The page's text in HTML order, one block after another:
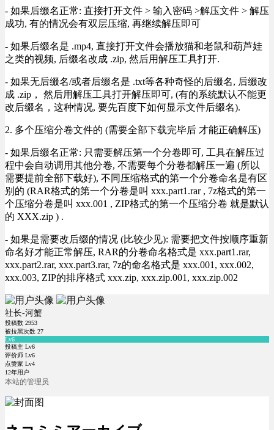
- 如果后缀名正常: 直接打开文件 > 输入密码 >解压文件 > 解压
成功, 有的情况会有双层压缩, 再继续解压即可
- 如果后缀名是 .mp4, 直接打开文件会播放猫和老鼠和葫芦娃
之类的视频, 后缀名改成 .zip, 然后用解压工具打开.
- 如果无后缀名/或者后缀名是 .txt等各种奇怪的后缀名, 后缀改
成 .zip， 然后用解压工具打开解压即可, (有的系统默认不能更
改后缀名，这种情况, 要先百度下如何显示文件后缀名).
2. 多个压缩分卷文件的 (需要全部下载完毕后 才能正确解压)
- 如果后缀名正常: 只需要解压第一个分卷即可, 工具在解压过
程中会自动调用其他分卷, 不需要每个分卷都解压一遍 (所以
需要提前全部下载好), 不同压缩格式的第一个分卷命名是有区
别的 (RAR格式的第一个分卷是叫 xxx.part1.rar , 7z格式的第一
个压缩分卷是叫 xxx.001 , ZIP格式的第一个压缩分卷 就是默认
的 XXX.zip ) .
- 如果是需要改后缀的情况 (比较少见): 需要把文件按顺序重新
命名好才能正常解压, RAR的分卷命名格式是 xxx.part1.rar,
xxx.part2.rar, xxx.part3.rar, 7z的命名格式是 xxx.001, xxx.002,
xxx.003, ZIP的排序格式 xxx.zip, xxx.zip.001, xxx.zip.002
社长-河蟹
投稿数 2953
被拉黑次数 27
Lv6
投稿主 Lv6
评价师 Lv6
点赞家 Lv4
12年用户
本站的管理员